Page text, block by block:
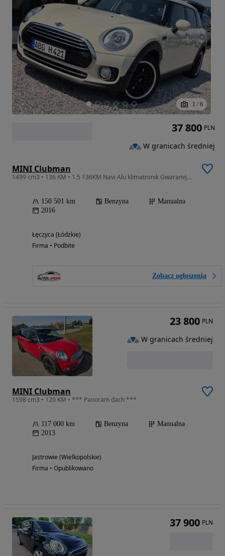
1 / 6
MINI Clubman
1499 cm3 • 136 KM • 1.5 136KM Navi Alu klimatronik Gwaranvja RATY
150 501 km Benzyna
Manualna
2016
Łęczyca (Łódzkie)
Firma • Podbite
Zobacz ogłoszenia
37 800 PLN
W granicach średniej
MINI Clubman
1598 cm3 • 120 KM • *** Panoram dach ***
117 000 km Benzyna
Manualna
2013
Jastrowie (Wielkopolskie)
Firma • Opublikowano
23 800 PLN
W granicach średniej
37 900 PLN